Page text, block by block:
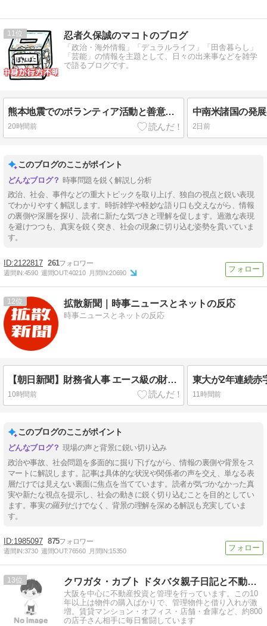
11 忍者久保誠のマコトのブログ
「政治・海外情報」「デュラルライフ」「田舎暮らし」
「芸能」の情報を主題として、日々の出来事などを雑学
で語るブログです。
熊本地震でのボランティア活動と善意の寄付には気をつけよう
20時間前 2日前
このブログのここがポイント
時事問題を鋭く解説し分析
政治、社会、事件などの重大トピックを取り上げ、独自の視点と鋭い表現
でわかりやすく解説します。時折雑学や軽妙な語り口も交えながら、情報
の裏側や深層を探り、読者に新たな気づきと理解を促します。過激な表現
を避けつつも、真実を鋭く突き、社会の現象に切り込む姿勢を貫いていま
す。
2122817 261
週間IN:4590 週間OUT:40210 月間IN:20690
12 拡散新聞｜時事ニュースとネットの反応
時事ニュースとネットの反応
【朝日新聞】財務省人事 エース級の財務官僚、一松旬氏が“異例転出”へ 官邸幹部「協力的でなかった」➾ ネット「緊縮・増税派にとってのエース級だろ」「岸田政権で『増税請負人』って言われてた奴だな」「財務省のエース＝国民の敵」
10時間前 11時間前
このブログのここがポイント
現場の声と背景に鋭い切り込み
政治や事故、社会問題を多面的に掘り下げながら、情報の裏側や背景をス
マートに解説します。記事は具体的な状況や関係者の声を交え、単なる表
層だけでは見えない裏面に焦点を当てています。読者が気づかなかった真
実や新たな視点を提示し、社会の動きに鋭く切り込むことを目的としてい
ます。事実の羅列だけでなく、背景の理解を深める解説も充実していま
す。
1985097 875
週間IN:3730 週間OUT:76560 月間IN:15350
13 クワガタ・カブト ドタバタ親子日記と不動産管理 令和編
大阪を中心に不動産投資と管理を行っています。この10
年以上は物件の購入ばかりで、管理物件と借り入れが激
増。賃貸マンション・オフィス・店舗・倉庫など、約800
の店子さん相手に毎日奮闘しています